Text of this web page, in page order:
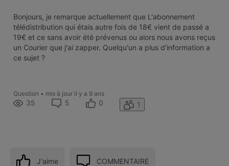
Bonjours, je remarque actuellement que L'abonnement
télédistribution qui étais autre fois de 18€ vient de passé a
19€ et ce sans avoir été prévenus ou alors nous avons reçus
un Courier que j'ai zapper. Quelqu'un a plus d'information a
ce sujet ?
Question • mis à jour il y a 9 ans
35 5 0 1
J'aime COMMENTAIRE